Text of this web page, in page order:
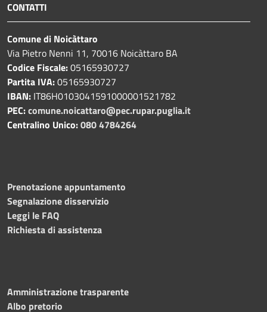
CONTATTI
Comune di Noicàttaro
Via Pietro Nenni 11, 70016 Noicàttaro BA
Codice Fiscale:05165930727
Partita IVA:05165930727
IBAN: IT86H0103041591000001521782
PEC:comune.noicattaro@pec.rupar.puglia.it
Centralino Unico:080 4784264
Prenotazione appuntamento
Segnalazione disservizio
Leggi le FAQ
Richiesta di assistenza
Amministrazione trasparente
Albo pretorio